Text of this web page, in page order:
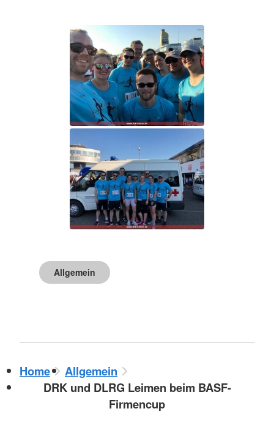
Allgemein
Home
Allgemein
DRK und DLRG Leimen beim BASF-
Firmencup